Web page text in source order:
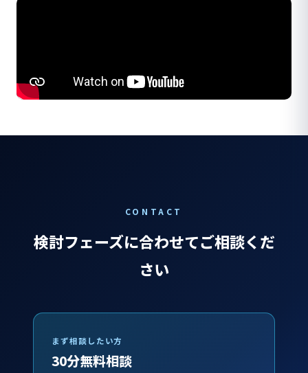
CONTACT
検討フェーズに合わせてご相談くだ
さい
まず相談したい方
30分無料相談